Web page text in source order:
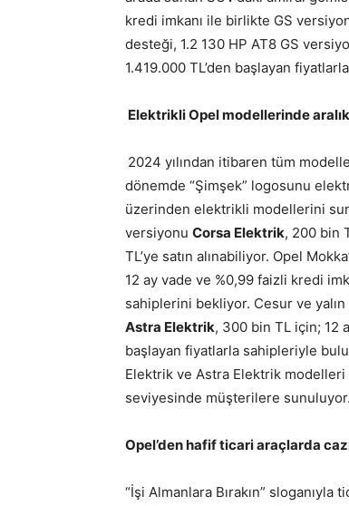
kredi imkanı ile birlikte GS
desteği, 1.2 130 HP AT8 GS
1.419.000 TL’den başlayan
Elektrikli Opel modellerinde
2024 yılından itibaren tüm
dönemde “Şimşek” logosunu
üzerinden elektrikli modellerini
versiyonu Corsa Elektrik, 200 bin
TL’ye satın alınabiliyor. Opel
12 ay vade ve %0,99 faizli kredi
sahiplerini bekliyor. Cesur ve yalın
Astra Elektrik, 300 bin TL için; 12
başlayan fiyatlarla sahipleriyle
Elektrik ve Astra Elektrik modelleri
seviyesinde müşterilere sunuluyor.
Opel’den hafif ticari araçlarda
“İşi Almanlara Bırakın”